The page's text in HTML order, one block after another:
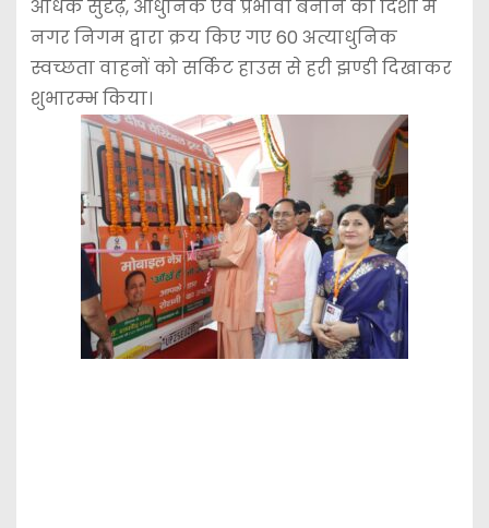
अधिक सुदृढ़, आधुनिक एवं प्रभावी बनाने की दिशा में
नगर निगम द्वारा क्रय किए गए 60 अत्याधुनिक
स्वच्छता वाहनों को सर्किट हाउस से हरी झण्डी दिखाकर
शुभारम्भ किया।